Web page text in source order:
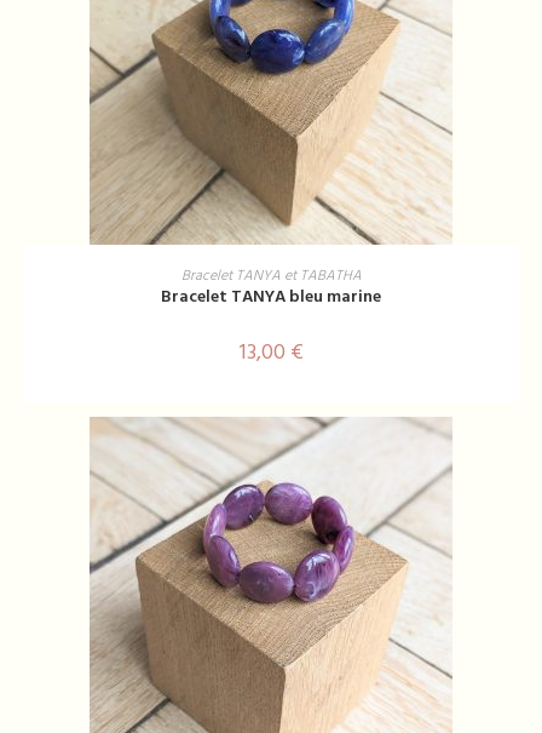
CHOIX DES OPTIONS
Ce
produit
a
plusieurs
options
sur
page
du
produit
Bracelet TANYA et TABATHA
Bracelet TANYA bleu marine
13,00 €